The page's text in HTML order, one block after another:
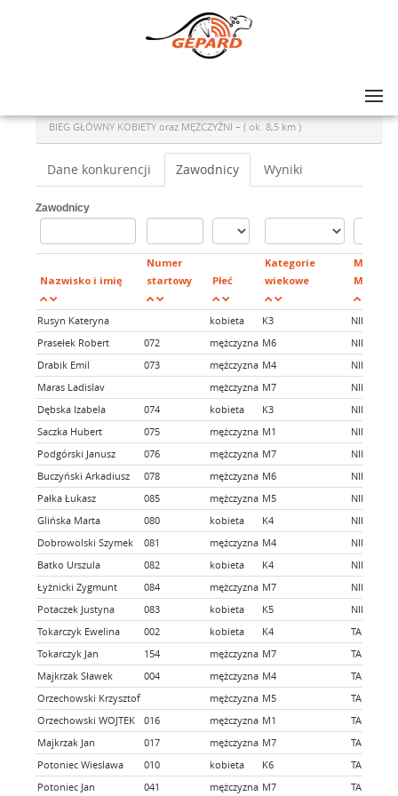
BIEG GŁÓWNY KOBIETY oraz MĘŻCZYŹNI – ( ok. 8,5 km )
Dane konkurencji Zawodnicy Wyniki
Zawodnicy
Nazwisko i imię
Numer
startowy
Płeć
Kategorie
wiekowe
Rusyn Kateryna kobieta K3
NIE
Prasełek Robert
072 mężczyzna M6
NIE
Drabik Emil
073 mężczyzna M4
NIE
Maras Ladislav
mężczyzna M7
NIE
Dębska Izabela
074 kobieta K3
NIE
Saczka Hubert
075 mężczyzna M1
NIE
Podgórski Janusz
076 mężczyzna M7
NIE
Buczyński Arkadiusz
078 mężczyzna M6
NIE
Pałka Łukasz
085 mężczyzna M5
NIE
Glińska Marta
080 kobieta K4
NIE
Dobrowolski Szymek
081 mężczyzna M4
NIE
Batko Urszula
082 kobieta K4
NIE
Łyżnicki Zygmunt
084 mężczyzna M7
NIE
Potaczek Justyna
083 kobieta K5
NIE
Tokarczyk Ewelina
002 kobieta K4
TAK
Tokarczyk Jan
154 mężczyzna M7
TAK
Majkrzak Sławek
004 mężczyzna M4
TAK
Orzechowski Krzysztof
mężczyzna M5
TAK
Orzechowski WOJTEK
016 mężczyzna M1
TAK
Majkrzak Jan
017 mężczyzna M7
TAK
Potoniec Wieslawa
010 kobieta K6
TAK
Potoniec Jan
041 mężczyzna M7 TAK